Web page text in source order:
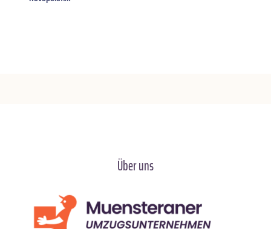
Über uns